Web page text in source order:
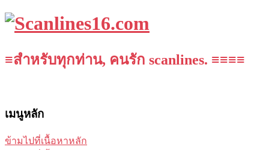
≡สำหรับทุกท่าน, คนรัก scanlines. ≡≡≡≡
เมนูหลัก
ข้ามไปที่เนื้อหาหลัก